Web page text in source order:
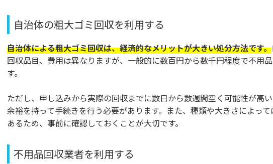
自治体の粗大ゴミ回収を利用する
自治体による粗大ゴミ回収は、経済的なメリットが大きい処分方法です。
回収品目、費用は異なりますが、一般的に数百円から数千円程度で不用
す。
ただし、申し込みから実際の回収までに数日から数週間空く可能性が高
余裕を持って手続きを行う必要があります。また、種類や大きさによっ
あるため、事前に確認しておくことが大切です。
不用品回収業者を利用する